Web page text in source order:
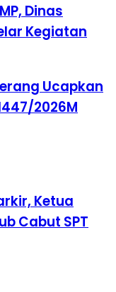
Dinas
Kegiatan
Ucapkan
2026M
Ketua
Cabut SPT